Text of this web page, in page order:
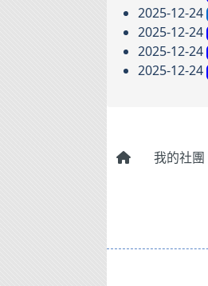
2025-12-24
2025-12-24
2025-12-24
2025-12-24
我的社團